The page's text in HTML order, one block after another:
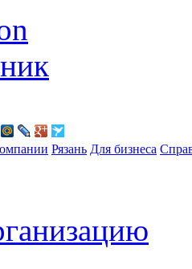
Рязань Для бизнеса